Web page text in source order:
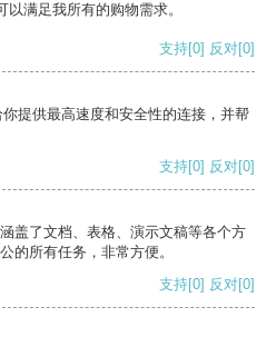
满足我所有的购物需求。
支持[0] 反对[0]
提供最高速度和安全性的连接，并帮
支持[0] 反对[0]
盖了文档、表格、演示文稿等各个方
的所有任务，非常方便。
支持[0] 反对[0]